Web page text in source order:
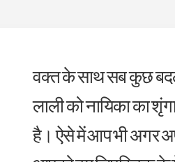
वक्त के साथ सब कुछ
लाली को नायिका का
है। ऐसे में आप भी अगर